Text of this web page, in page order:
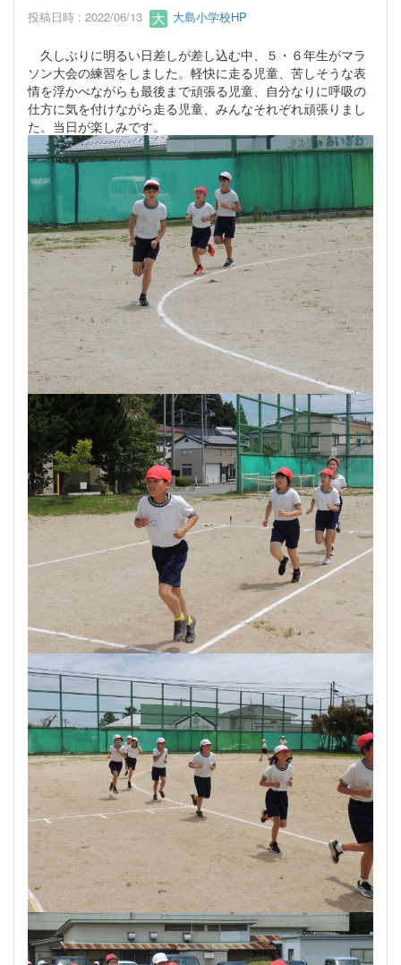
投稿日時 : 2022/06/13 大島小学校HP
久しぶりに明るい日差しが差し込む中、５・６年生がマラ
ソン大会の練習をしました。軽快に走る児童、苦しそうな表
情を浮かべながらも最後まで頑張る児童、自分なりに呼吸の
仕方に気を付けながら走る児童、みんなそれぞれ頑張りまし
た。当日が楽しみです。